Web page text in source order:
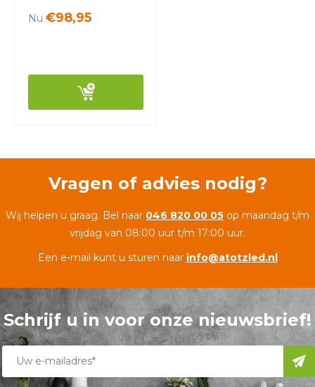
Taggia
Nu €98,95
Vragen of advies nodig?
Wij helpen u graag. Bel naar 046 820 00 05 op maandag t/m
vrijdag van 08:00 uur t/m 17:00 uur.
Een e-mail kunt u sturen naar info@atotzled.nl
Schrijf u in voor onze nieuwsbrief!